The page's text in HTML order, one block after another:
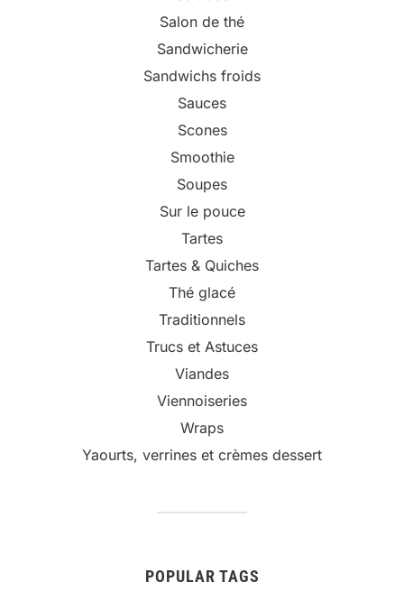
Salon de thé
Sandwicherie
Sandwichs froids
Sauces
Scones
Smoothie
Soupes
Sur le pouce
Tartes
Tartes & Quiches
Thé glacé
Traditionnels
Trucs et Astuces
Viandes
Viennoiseries
Wraps
Yaourts, verrines et crèmes dessert
POPULAR TAGS